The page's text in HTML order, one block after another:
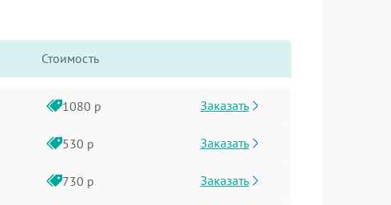
Стоимость
1080 р Заказать
530 р Заказать
730 р Заказать